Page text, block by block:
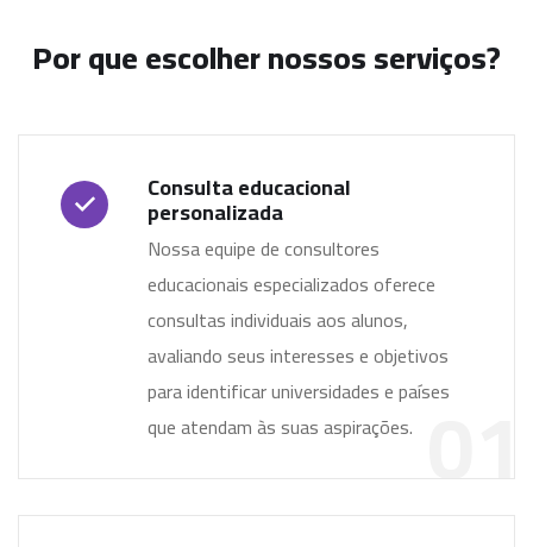
Por que escolher nossos serviços?
01
Consulta educacional
personalizada
Nossa equipe de consultores
educacionais especializados oferece
consultas individuais aos alunos,
avaliando seus interesses e objetivos
para identificar universidades e países
que atendam às suas aspirações.